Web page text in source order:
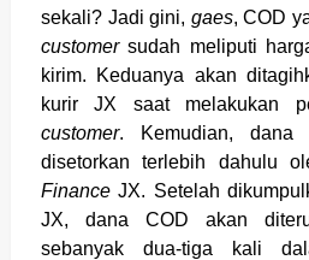
sekali? Jadi gini, gaes, COD
customersudah meliputi
kirim. Keduanya akan
kurir JX saat melakukan
customer. Kemudian, dana
disetorkan terlebih dahulu
FinanceJX. Setelah
JX, dana COD akan
sebanyak dua-tiga kali